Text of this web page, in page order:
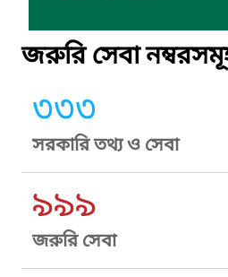
জরুরি সেবা
৩৩৩
সরকারি তথ্য ও সেবা
৯৯৯
জরুরি সেবা